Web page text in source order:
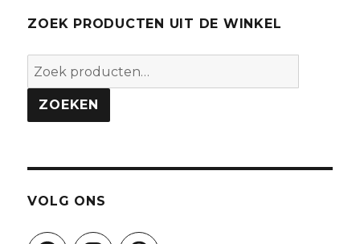
ZOEK PRODUCTEN UIT DE WINKEL
Zoeken
naar:
ZOEKEN
VOLG ONS